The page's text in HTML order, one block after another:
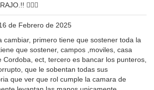
🤦🏻‍♂️
de Febrero de 2025
cambiar, primero tiene que sostener toda la
que sostener, campos ,moviles, casa
Cordoba, ect, tercero es bancar los punteros,
que le sobentan todas sus
que ver que rol cumple la camara de